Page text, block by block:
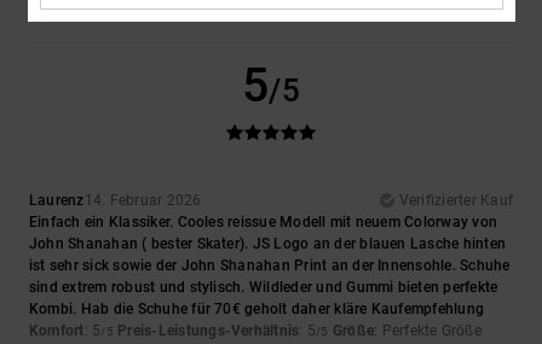
5/5
Laurenz14. Februar 2026
Verifizierter Kauf
Einfach ein Klassiker. Cooles reissue Modell mit neuem Colorway von
John Shanahan ( bester Skater). JS Logo an der blauen Lasche hinten
ist sehr sick sowie der John Shanahan Print an der Innensohle. Schuhe
sind extrem robust und stylisch. Wildleder und Gummi bieten perfekte
Kombi. Hab die Schuhe für 70€ geholt daher kläre Kaufempfehlung
Komfort: 5/5 Preis-Leistungs-Verhältnis: 5/5 Größe: Perfekte Größe